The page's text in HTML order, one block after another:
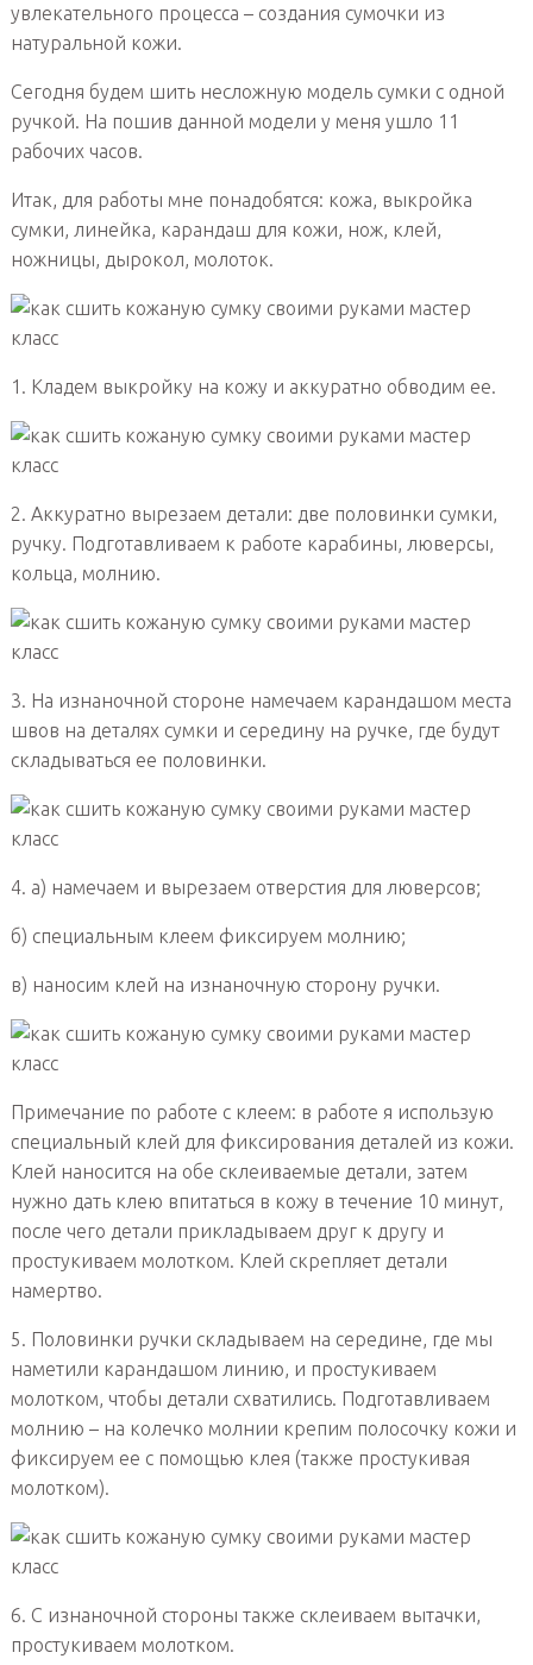
увлекательного процесса – создания сумочки из
натуральной кожи.
Сегодня будем шить несложную модель сумки с одной
ручкой. На пошив данной модели у меня ушло 11
рабочих часов.
Итак, для работы мне понадобятся: кожа, выкройка
сумки, линейка, карандаш для кожи, нож, клей,
ножницы, дырокол, молоток.
1. Кладем выкройку на кожу и аккуратно обводим ее.
2. Аккуратно вырезаем детали: две половинки сумки,
ручку. Подготавливаем к работе карабины, люверсы,
кольца, молнию.
3. На изнаночной стороне намечаем карандашом места
швов на деталях сумки и середину на ручке, где будут
складываться ее половинки.
4. а) намечаем и вырезаем отверстия для люверсов;
б) специальным клеем фиксируем молнию;
в) наносим клей на изнаночную сторону ручки.
Примечание по работе с клеем: в работе я использую
специальный клей для фиксирования деталей из кожи.
Клей наносится на обе склеиваемые детали, затем
нужно дать клею впитаться в кожу в течение 10 минут,
после чего детали прикладываем друг к другу и
простукиваем молотком. Клей скрепляет детали
намертво.
5. Половинки ручки складываем на середине, где мы
наметили карандашом линию, и простукиваем
молотком, чтобы детали схватились. Подготавливаем
молнию – на колечко молнии крепим полосочку кожи и
фиксируем ее с помощью клея (также простукивая
молотком).
6. С изнаночной стороны также склеиваем вытачки,
простукиваем молотком.